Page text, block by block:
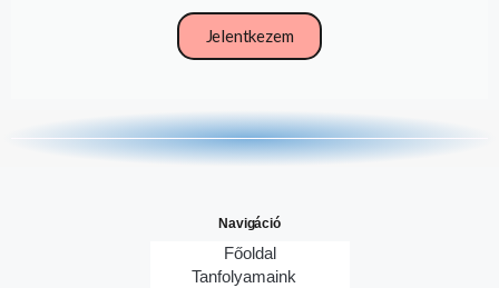
Jelentkezem
Navigáció
Főoldal
Tanfolyamaink